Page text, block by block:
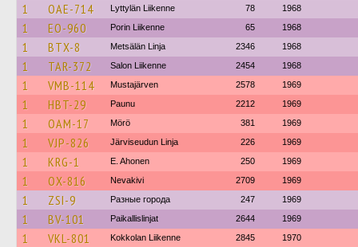
1 OAE-714 Lyttylän Liikenne 78 1968
1 EO-960 Porin Liikenne 65 1968
1 BTX-8 Metsälän Linja 2346 1968
1 TAR-372 Salon Liikenne 2454 1968
1 VMB-114 Mustajärven 2578 1969
1 HBT-29 Paunu 2212 1969
1 OAM-17 Mörö 381 1969
1 VJP-826 Järviseudun Linja 226 1969
1 KRG-1 E. Ahonen 250 1969
1 OX-816 Nevakivi 2709 1969
1 ZSI-9 Разные города 247 1969
1 BV-101 Paikallislinjat 2644 1969
1 VKL-801 Kokkolan Liikenne 2845 1970